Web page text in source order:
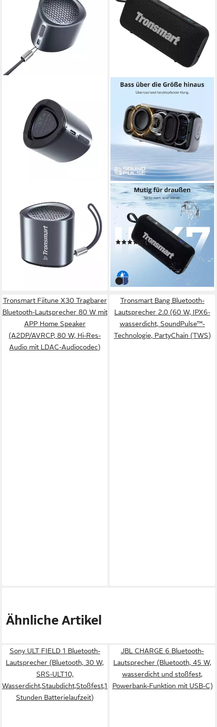
Nimo Bluetooth-
Lautsprecher
Netzwerkstandard
Gesamtleistung
Max. Akkulaufzeit
UVP34,95 €
-43%
in 5-6 Werktagen bei dir
TRONSMART
Trip 2 tragbarer
Außenlautsprecher, IPX7
Wasserdicht Bluetooth-
Lautsprecher
10 W Gesamtleistung
0,47 kg
Gewicht
(1)
25,99 € UVP 39,99 €
in 3-4 Werktagen bei dir
schwarz
blau
Tronsmart Fiitune X30 Tragbarer
Bluetooth-Lautsprecher 80 W mit
APP Home Speaker
(A2DP/AVRCP, 80 W, Hi-Res-
Audio mit LDAC-Audiocodec)
Tronsmart Bang Bluetooth-
Lautsprecher 2.0 (60 W, IPX6-
wasserdicht, SoundPulse™-
Technologie, PartyChain (TWS)
Ähnliche Artikel
Sony ULT FIELD 1 Bluetooth-
Lautsprecher (Bluetooth, 30 W,
SRS-ULT10,
Wasserdicht,Staubdicht,Stoßfest,12
Stunden Batterielaufzeit)
JBL CHARGE 6 Bluetooth-
Lautsprecher (Bluetooth, 45 W,
wasserdicht und stoßfest,
Powerbank-Funktion mit USB-C)